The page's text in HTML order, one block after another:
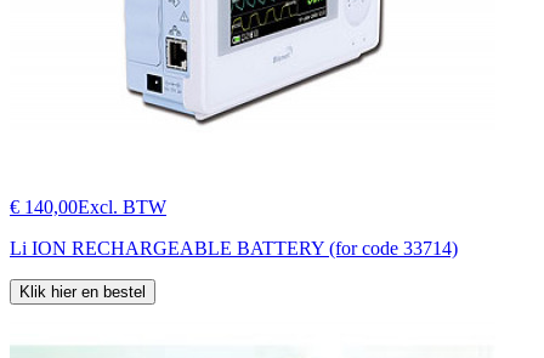
€ 140,00Excl. BTW
Li ION RECHARGEABLE BATTERY (for code 33714)
Klik hier en bestel